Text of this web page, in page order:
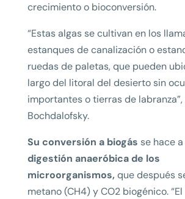
crecimiento o bioconversión.
“Estas algas se cultivan en los
estanques de canalización o
ruedas de paletas, que pueden
largo del litoral del desierto sin
importantes o tierras de
Bochdalofsky.
Su conversión a biogás se hace
digestión anaeróbica de los
microorganismos, que después
metano (CH4) y CO2 biogénico.